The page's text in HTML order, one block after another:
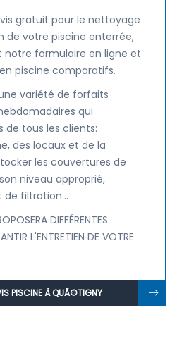
gratuit pour le nettoyage
de votre piscine enterrée,
notre formulaire en ligne et
piscine comparatifs.
variété de forfaits
qui
de tous les clients:
des locaux et de la
les couvertures de
niveau approprié,
filtration...
DIFFÉRENTES
L'ENTRETIEN DE VOTRE
PISCINE À QUÃ©TIGNY